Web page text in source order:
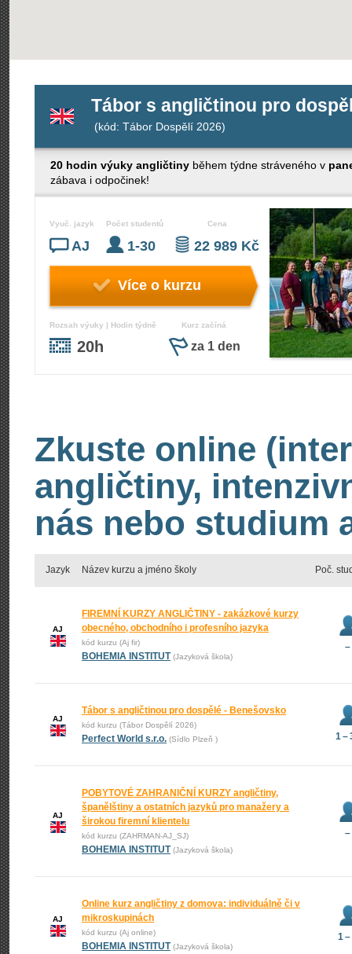
Tábor s angličtinou pro
(kód: Tábor Dospělí 2026)
20 hodin výuky angličtiny během týdne stráveného v
zábava i odpočinek!
Vyuč. jazyk
AJ
Počet studentů
1-30
Cena
22 989 Kč
Více o kurzu
Rozsah výuky | Hodin týdně
20h
Kurz začíná
za 1 den
Zkuste online
angličtiny,
nás nebo studium
Jazyk Název kurzu a jméno školy Poč.
AJ
FIREMNÍ KURZY ANGLIČTINY - zakázkové kurzy
obecného, obchodního i profesního jazyka
kód kurzu (Aj fir)
BOHEMIA INSTITUT (Jazyková škola)
–
AJ
Tábor s angličtinou pro dospělé - Benešovsko
kód kurzu (Tábor Dospělí 2026)
Perfect World s.r.o. (Sídlo Plzeň ) 1 –
AJ
POBYTOVÉ ZAHRANIČNÍ KURZY angličtiny,
španělštiny a ostatních jazyků pro manažery a
širokou firemní klientelu
kód kurzu (ZAHRMAN-AJ_SJ)
BOHEMIA INSTITUT (Jazyková škola)
–
AJ
Online kurz angličtiny z domova: individuálně či v
mikroskupinách
kód kurzu (Aj online)
BOHEMIA INSTITUT (Jazyková škola)
1